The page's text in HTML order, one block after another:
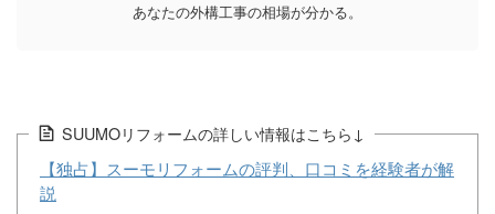
あなたの外構工事の相場が分かる。
SUUMOリフォームの詳しい情報はこちら↓
【独占】スーモリフォームの評判、口コミを経験者が解
説